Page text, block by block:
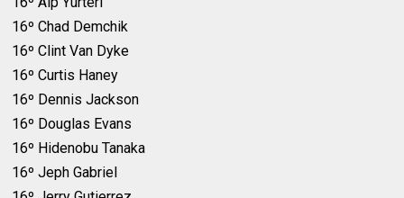
16º Chad Demchik
16º Clint Van Dyke
16º Curtis Haney
16º Dennis Jackson
16º Douglas Evans
16º Hidenobu Tanaka
16º Jeph Gabriel